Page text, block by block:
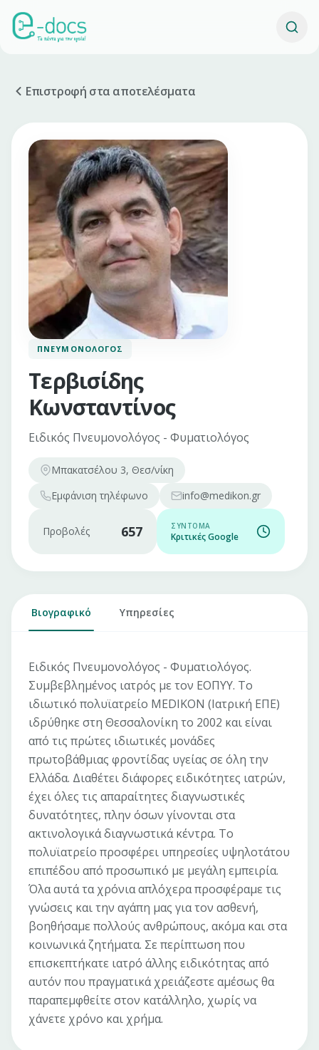
Επιστροφή στα αποτελέσματα
ΠΝΕΥΜΟΝΟΛΌΓΟΣ
Τερβισίδης
Κωνσταντίνος
Ειδικός Πνευμονολόγος - Φυματιολόγος
Μπακατσέλου 3, Θεσ/νίκη
Εμφάνιση τηλέφωνο info@medikon.gr
Προβολές 657 ΣΎΝΤΟΜΑ
Κριτικές Google
Βιογραφικό Υπηρεσίες
Ειδικός Πνευμονολόγος - Φυματιολόγος.
Συμβεβλημένος ιατρός με τον ΕΟΠΥΥ. Το
ιδιωτικό πολυϊατρείο MEDIKON (Ιατρική ΕΠΕ)
ιδρύθηκε στη Θεσσαλονίκη το 2002 και είναι
από τις πρώτες ιδιωτικές μονάδες
πρωτοβάθμιας φροντίδας υγείας σε όλη την
Ελλάδα. Διαθέτει διάφορες ειδικότητες ιατρών,
έχει όλες τις απαραίτητες διαγνωστικές
δυνατότητες, πλην όσων γίνονται στα
ακτινολογικά διαγνωστικά κέντρα. Το
πολυϊατρείο προσφέρει υπηρεσίες υψηλοτάτου
επιπέδου από προσωπικό με μεγάλη εμπειρία.
Όλα αυτά τα χρόνια απλόχερα προσφέραμε τις
γνώσεις και την αγάπη μας για τον ασθενή,
βοηθήσαμε πολλούς ανθρώπους, ακόμα και στα
κοινωνικά ζητήματα. Σε περίπτωση που
επισκεπτήκατε ιατρό άλλης ειδικότητας από
αυτόν που πραγματικά χρειάζεστε αμέσως θα
παραπεμφθείτε στον κατάλληλο, χωρίς να
χάνετε χρόνο και χρήμα.